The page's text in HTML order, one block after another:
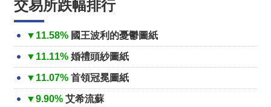
交易所跌幅排行
▼11.58% 國王波利的憂鬱圖紙
▼11.11% 婚禮頭紗圖紙
▼11.07% 首領冠冕圖紙
▼9.90% 艾希流蘇